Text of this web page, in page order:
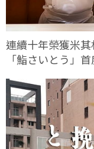
連續十年榮獲米
「鮨さいとう」